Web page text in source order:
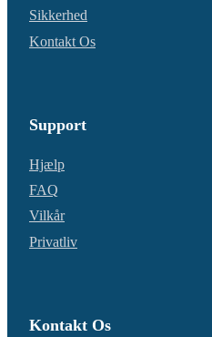
Sikkerhed
Kontakt Os
Support
Hjælp
FAQ
Vilkår
Privatliv
Kontakt Os